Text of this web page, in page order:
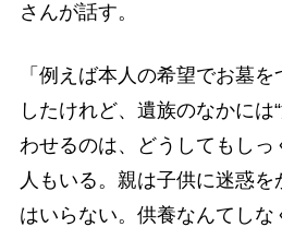
さんが話す。
「例えば本人の希望でお墓
したけれど、遺族のなかには
わせるのは、どうしてもしっ
人もいる。親は子供に迷惑を
はいらない。供養なんてしな